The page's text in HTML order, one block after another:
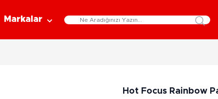
Et Bebekler
Markalar
Hot Focus Rainbow